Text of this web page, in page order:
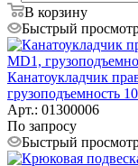
В корзину
Быстрый
Канатоукладчик
грузоподъемность
Арт.: 01300006
По запросу
Быстрый